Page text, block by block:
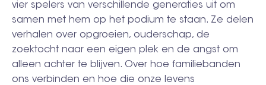
vier spelers van verschillende generaties uit om
samen met hem op het podium te staan. Ze delen
verhalen over opgroeien, ouderschap, de
zoektocht naar een eigen plek en de angst om
alleen achter te blijven. Over hoe familiebanden
ons verbinden en hoe die onze levens